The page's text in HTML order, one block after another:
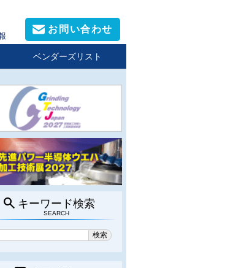
お問い合わせ
ベンダーズリスト
search キーワード検索
SEARCH